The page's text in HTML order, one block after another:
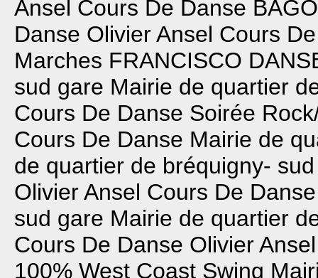
Ansel Cours De Danse
Danse Olivier Ansel Cours
Marches FRANCISCO
sud gare Mairie de quartier
Cours De Danse Soirée
Cours De Danse Mairie de
de quartier de bréquigny-
Olivier Ansel Cours De Danse
sud gare Mairie de quartier
Cours De Danse Olivier
100% West Coast Swing